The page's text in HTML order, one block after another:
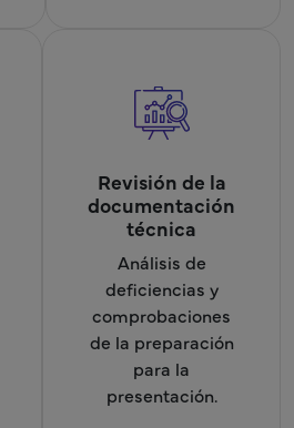
Revisión de la
documentación
técnica
Análisis de
deficiencias y
comprobaciones
de la preparación
para la
presentación.